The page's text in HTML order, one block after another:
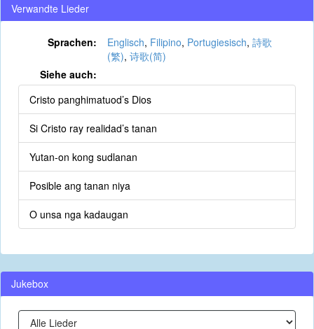
Verwandte Lieder
Sprachen: Englisch, Filipino, Portugiesisch, 詩歌
(繁), 诗歌(简)
Siehe auch:
Cristo panghimatuod’s Dios
Si Cristo ray realidad’s tanan
Yutan-on kong sudlanan
Posible ang tanan niya
O unsa nga kadaugan
Jukebox